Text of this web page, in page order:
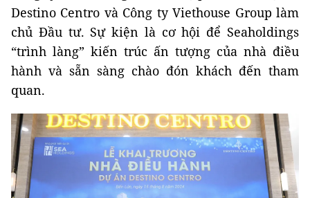
Destino Centro và Công ty Viethouse Group làm
chủ Đầu tư. Sự kiện là cơ hội để Seaholdings
“trình làng” kiến trúc ấn tượng của nhà điều
hành và sẵn sàng chào đón khách đến tham
quan.